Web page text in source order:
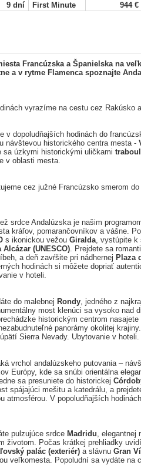
9 dní First Minute 944 €
Francúzska a Španielska na
a v rytme Flamenca spoznajte
vyrazíme na cestu cez Rakúsko
v dopoludňajších hodinách do
návštevou historického centra mesta -
sa úzkymi historickými uličkami
v oblasti mesta.
cez južné Francúzsko smerom
srdce Andalúzska je našim
kráľov, pomarančovníkov a vášne.
s ikonickou vežou Giralda, vystúpite k
(UNESCO). Prejdete sa
a deň zavŕšite pri nádhernej Plaza
hodinách si môžete dopriať
v hoteli.
do malebnej Rondy, jedného z
most klenúci sa vysoko nad
historickým centrom
panorámy okolitej
Sierra Nevady. Ubytovanie v hoteli.
vrchol andalúzskeho putovania –
Európy, kde sa snúbi orientálna
sa presuniete do historickej
spájajúci mešitu a katedrálu, a
atmosférou. V popoludňajších
pulzujúce srdce Madridu, elegantnej
životom. Počas krátkej prehliadky
palác (exteriér) a slávnu Gran
veľkomesta. Popoludní sa vydáte na